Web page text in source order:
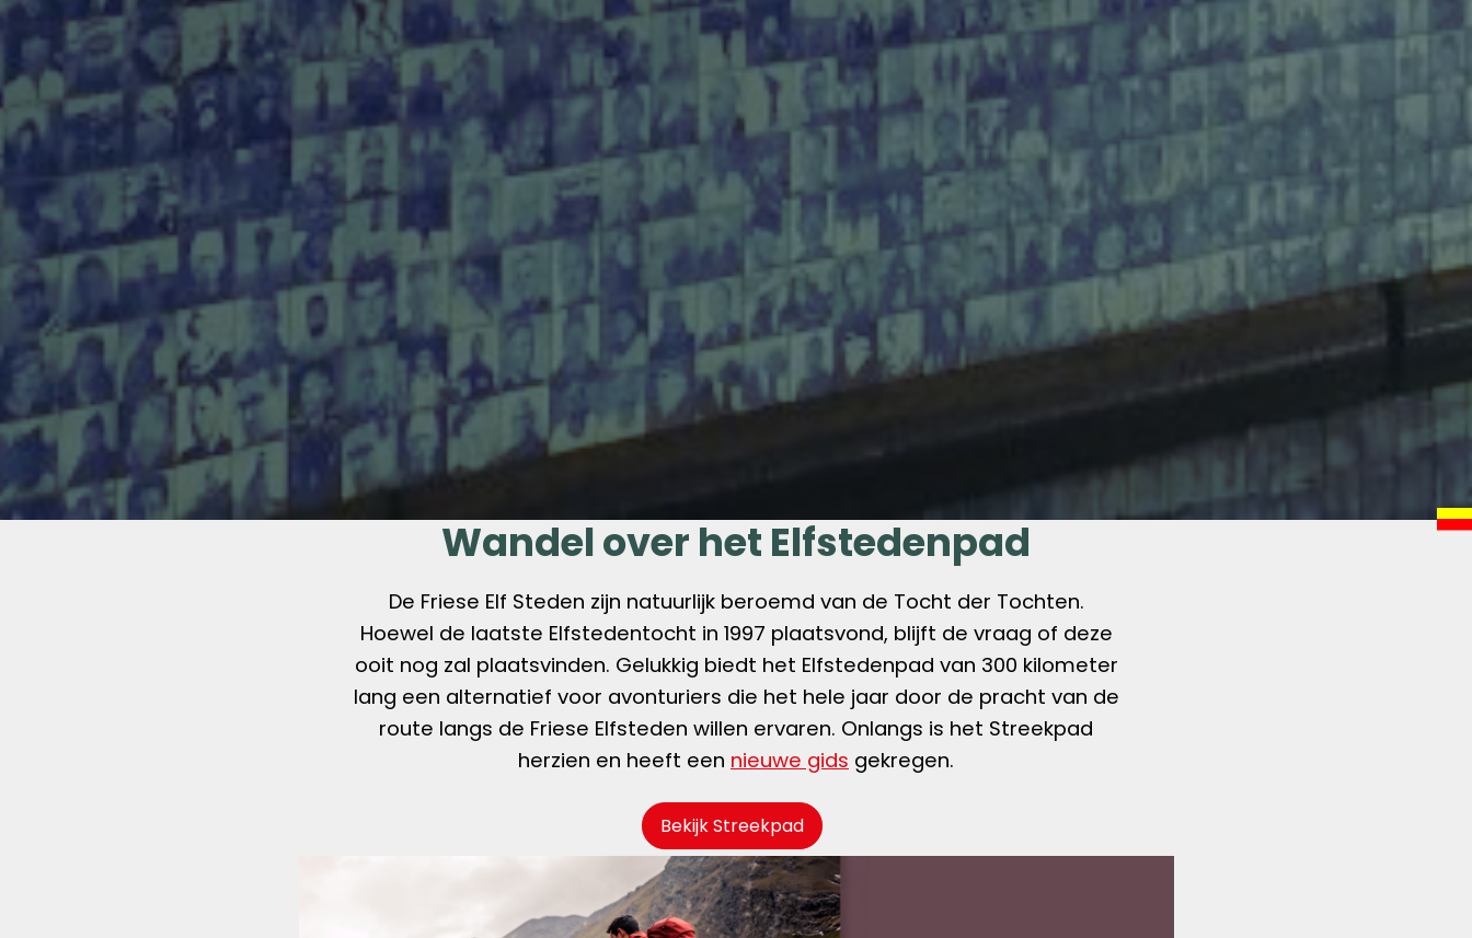
Wandel over het Elfstedenpad
De Friese Elf Steden zijn natuurlijk beroemd van de Tocht der Tochten.
Hoewel de laatste Elfstedentocht in 1997 plaatsvond, blijft de vraag of deze
ooit nog zal plaatsvinden. Gelukkig biedt het Elfstedenpad van 300 kilometer
lang een alternatief voor avonturiers die het hele jaar door de pracht van de
route langs de Friese Elfsteden willen ervaren. Onlangs is het Streekpad
herzien en heeft een nieuwe gids gekregen.
Bekijk Streekpad